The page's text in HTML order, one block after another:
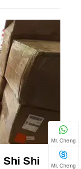
Shi Shi
Mr. Cheng
Mr. Cheng